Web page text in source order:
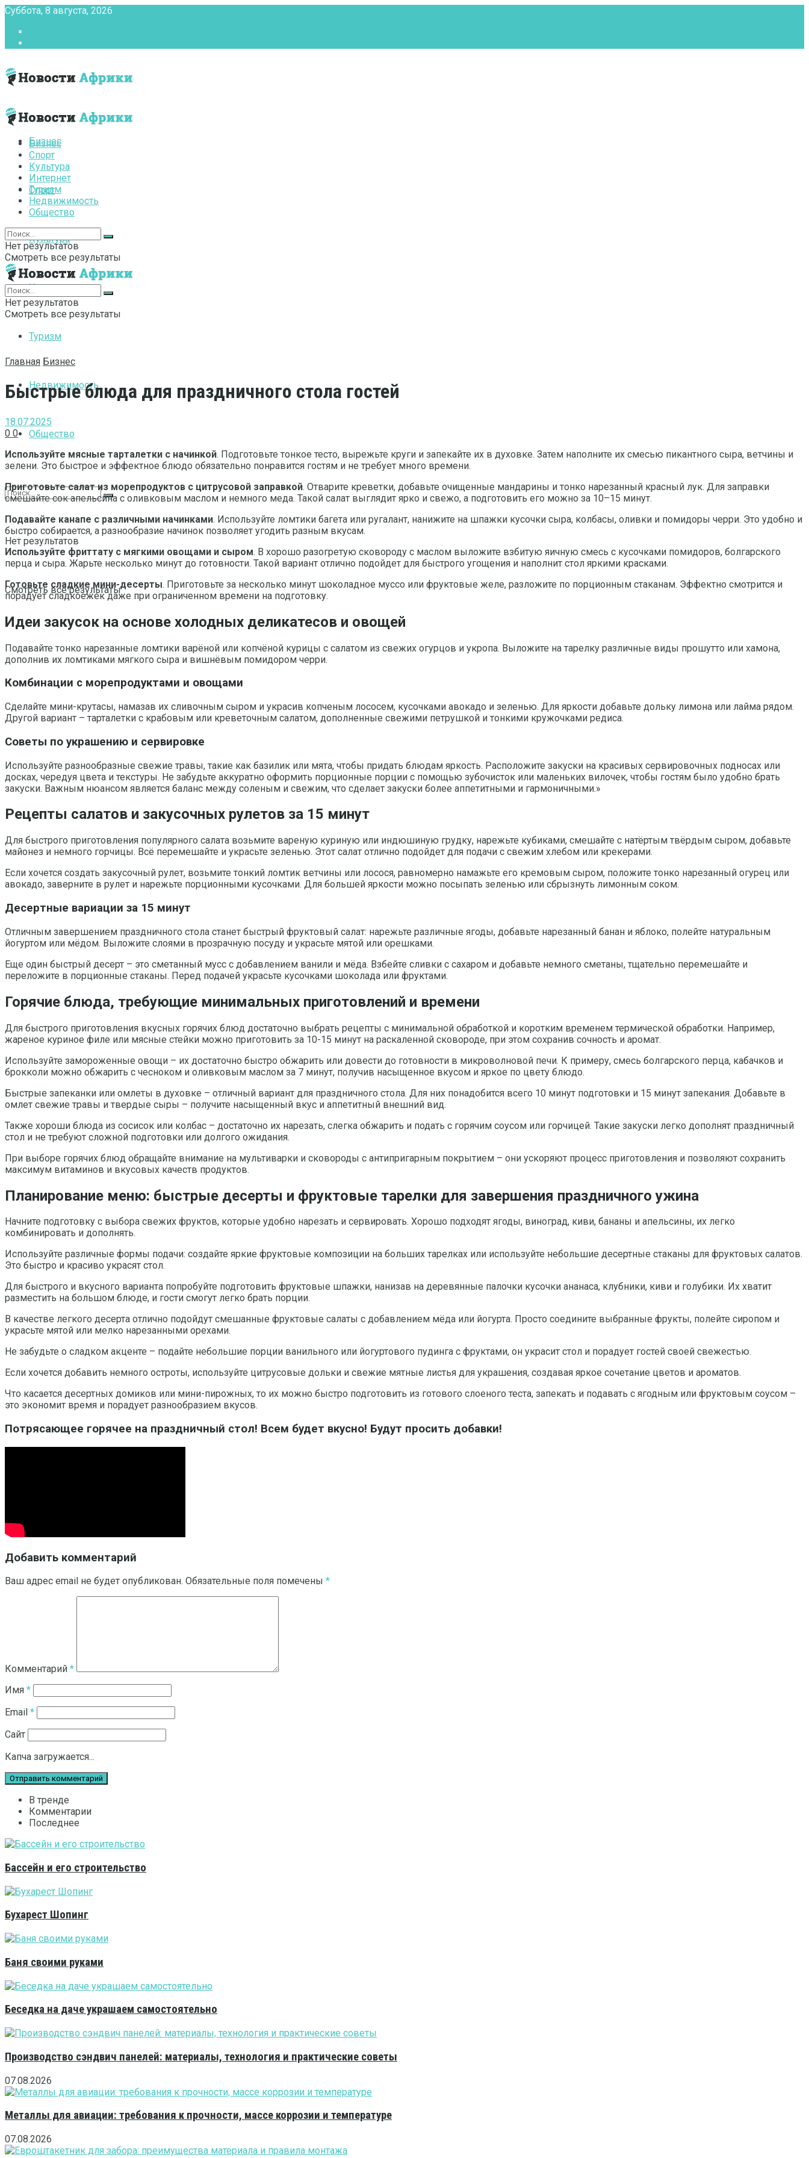
Суббота, 8 августа, 2026
Бизнес
Спорт
Культура
Интернет
Туризм
Недвижимость
Общество
Нет результатов
Смотреть все результаты
Бизнес
Спорт
Культура
Интернет
Туризм
Недвижимость
Общество
Нет результатов
Смотреть все результаты
Нет результатов
Смотреть все результаты
Главная Бизнес
Быстрые блюда для праздничного стола гостей
18.07.2025
0 0
Используйте мясные тарталетки с начинкой. Подготовьте тонкое тесто, вырежьте круги и запекайте их в духовке. Затем наполните их смесью пикантного сыра, ветчины и
зелени. Это быстрое и эффектное блюдо обязательно понравится гостям и не требует много времени.
Приготовьте салат из морепродуктов с цитрусовой заправкой. Отварите креветки, добавьте очищенные мандарины и тонко нарезанный красный лук. Для заправки
смешайте сок апельсина с оливковым маслом и немного меда. Такой салат выглядит ярко и свежо, а подготовить его можно за 10–15 минут.
Подавайте канапе с различными начинками. Используйте ломтики багета или ругалант, нанижите на шпажки кусочки сыра, колбасы, оливки и помидоры черри. Это удобно и
быстро собирается, а разнообразие начинок позволяет угодить разным вкусам.
Используйте фриттату с мягкими овощами и сыром. В хорошо разогретую сковороду с маслом выложите взбитую яичную смесь с кусочками помидоров, болгарского
перца и сыра. Жарьте несколько минут до готовности. Такой вариант отлично подойдет для быстрого угощения и наполнит стол яркими красками.
Готовьте сладкие мини-десерты. Приготовьте за несколько минут шоколадное муссо или фруктовые желе, разложите по порционным стаканам. Эффектно смотрится и
порадует сладкоежек даже при ограниченном времени на подготовку.
Идеи закусок на основе холодных деликатесов и овощей
Подавайте тонко нарезанные ломтики варёной или копчёной курицы с салатом из свежих огурцов и укропа. Выложите на тарелку различные виды прошутто или хамона,
дополнив их ломтиками мягкого сыра и вишнёвым помидором черри.
Комбинации с морепродуктами и овощами
Сделайте мини-крутасы, намазав их сливочным сыром и украсив копченым лососем, кусочками авокадо и зеленью. Для яркости добавьте дольку лимона или лайма рядом.
Другой вариант – тарталетки с крабовым или креветочным салатом, дополненные свежими петрушкой и тонкими кружочками редиса.
Советы по украшению и сервировке
Используйте разнообразные свежие травы, такие как базилик или мята, чтобы придать блюдам яркость. Расположите закуски на красивых сервировочных подносах или
досках, чередуя цвета и текстуры. Не забудьте аккуратно оформить порционные порции с помощью зубочисток или маленьких вилочек, чтобы гостям было удобно брать
закуски. Важным нюансом является баланс между соленым и свежим, что сделает закуски более аппетитными и гармоничными.»
Рецепты салатов и закусочных рулетов за 15 минут
Для быстрого приготовления популярного салата возьмите вареную куриную или индюшиную грудку, нарежьте кубиками, смешайте с натёртым твёрдым сыром, добавьте
майонез и немного горчицы. Всё перемешайте и украсьте зеленью. Этот салат отлично подойдет для подачи с свежим хлебом или крекерами.
Если хочется создать закусочный рулет, возьмите тонкий ломтик ветчины или лосося, равномерно намажьте его кремовым сыром, положите тонко нарезанный огурец или
авокадо, заверните в рулет и нарежьте порционными кусочками. Для большей яркости можно посыпать зеленью или сбрызнуть лимонным соком.
Десертные вариации за 15 минут
Отличным завершением праздничного стола станет быстрый фруктовый салат: нарежьте различные ягоды, добавьте нарезанный банан и яблоко, полейте натуральным
йогуртом или мёдом. Выложите слоями в прозрачную посуду и украсьте мятой или орешками.
Еще один быстрый десерт – это сметанный мусс с добавлением ванили и мёда. Взбейте сливки с сахаром и добавьте немного сметаны, тщательно перемешайте и
переложите в порционные стаканы. Перед подачей украсьте кусочками шоколада или фруктами.
Горячие блюда, требующие минимальных приготовлений и времени
Для быстрого приготовления вкусных горячих блюд достаточно выбрать рецепты с минимальной обработкой и коротким временем термической обработки. Например,
жареное куриное филе или мясные стейки можно приготовить за 10-15 минут на раскаленной сковороде, при этом сохранив сочность и аромат.
Используйте замороженные овощи – их достаточно быстро обжарить или довести до готовности в микроволновой печи. К примеру, смесь болгарского перца, кабачков и
брокколи можно обжарить с чесноком и оливковым маслом за 7 минут, получив насыщенное вкусом и яркое по цвету блюдо.
Быстрые запеканки или омлеты в духовке – отличный вариант для праздничного стола. Для них понадобится всего 10 минут подготовки и 15 минут запекания. Добавьте в
омлет свежие травы и твердые сыры – получите насыщенный вкус и аппетитный внешний вид.
Также хороши блюда из сосисок или колбас – достаточно их нарезать, слегка обжарить и подать с горячим соусом или горчицей. Такие закуски легко дополнят праздничный
стол и не требуют сложной подготовки или долгого ожидания.
При выборе горячих блюд обращайте внимание на мультиварки и сковороды с антипригарным покрытием – они ускоряют процесс приготовления и позволяют сохранить
максимум витаминов и вкусовых качеств продуктов.
Планирование меню: быстрые десерты и фруктовые тарелки для завершения праздничного ужина
Начните подготовку с выбора свежих фруктов, которые удобно нарезать и сервировать. Хорошо подходят ягоды, виноград, киви, бананы и апельсины, их легко
комбинировать и дополнять.
Используйте различные формы подачи: создайте яркие фруктовые композиции на больших тарелках или используйте небольшие десертные стаканы для фруктовых салатов.
Это быстро и красиво украсят стол.
Для быстрого и вкусного варианта попробуйте подготовить фруктовые шпажки, нанизав на деревянные палочки кусочки ананаса, клубники, киви и голубики. Их хватит
разместить на большом блюде, и гости смогут легко брать порции.
В качестве легкого десерта отлично подойдут смешанные фруктовые салаты с добавлением мёда или йогурта. Просто соедините выбранные фрукты, полейте сиропом и
украсьте мятой или мелко нарезанными орехами.
Не забудьте о сладком акценте – подайте небольшие порции ванильного или йогуртового пудинга с фруктами, он украсит стол и порадует гостей своей свежестью.
Если хочется добавить немного остроты, используйте цитрусовые дольки и свежие мятные листья для украшения, создавая яркое сочетание цветов и ароматов.
Что касается десертных домиков или мини-пирожных, то их можно быстро подготовить из готового слоеного теста, запекать и подавать с ягодным или фруктовым соусом –
это экономит время и порадует разнообразием вкусов.
Потрясающее горячее на праздничный стол! Всем будет вкусно! Будут просить добавки!
Добавить комментарий
Ваш адрес email не будет опубликован. Обязательные поля помечены *
Комментарий *
Имя *
Email *
Сайт
Капча загружается...
В тренде
Комментарии
Последнее
Бассейн и его строительство
Бухарест Шопинг
Баня своими руками
Беседка на даче украшаем самостоятельно
Производство сэндвич панелей: материалы, технология и практические советы
07.08.2026
Металлы для авиации: требования к прочности, массе коррозии и температуре
07.08.2026